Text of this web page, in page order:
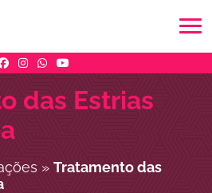
das Estrias
»Tratamento das